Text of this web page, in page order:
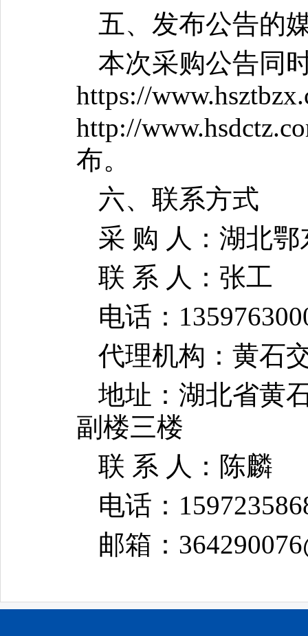
五、发布公告的
本次采购公告同
https://
http://
布。
六、联系方式
采 购 人：湖北
联 系 人：张工
电话：
代理机构： 黄石
地址：湖北省黄
副楼三楼
联 系 人：陈麟
电话：
邮箱：